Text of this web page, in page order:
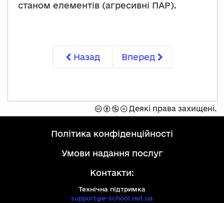
станом елементів (агресивні ПАР).
Назад Вперед
Захищено
ліцензією
Commons
умовах:
Спроможність
Не
комерційний
Забороняється
модифікувати
контент
Деякі права захищені.
політика конфіденційності
умови надання послуг
Контакти:
Технічна підтримка
support@e-school.net.ua